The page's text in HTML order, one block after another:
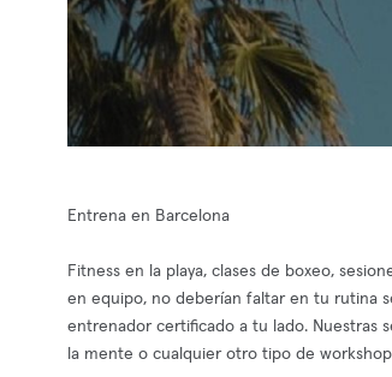
Entrena en Barcelona
Fitness en la playa, clases de boxeo,
en equipo, no deberían faltar en tu rutina
entrenador certificado a tu lado. Nuestras
la mente o cualquier otro tipo de